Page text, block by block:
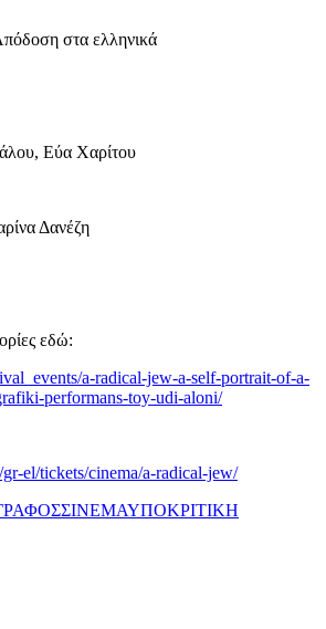
στα ελληνικά
Εύα Χαρίτου
Δανέζη
εδώ:
a-radical-jew-a-self-portrait-of-a-
performans-toy-udi-aloni/
el/tickets/cinema/a-radical-jew/
ΣΙΝΕΜΑΥΠΟΚΡΙΤΙΚΗ